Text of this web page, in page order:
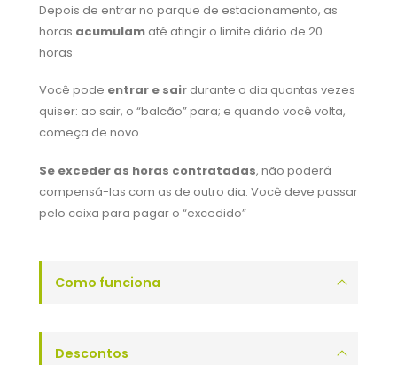
Depois de entrar no parque de estacionamento, as
horas acumulam até atingir o limite diário de 20
horas
Você pode entrar e sair durante o dia quantas vezes
quiser: ao sair, o “balcão” para; e quando você volta,
começa de novo
Se exceder as horas contratadas, não poderá
compensá-las com as de outro dia. Você deve passar
pelo caixa para pagar o “excedido”
Como funciona
Descontos